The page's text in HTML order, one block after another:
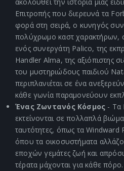
Επιτροπής που διερευνά τα
φορά στη σειρά, ο κυνηγός
πολύχρωμο καστ χαρακτήρων,
ενός συνεργάτη Palico, της
Handler Alma, της αξιόπιστης
του μυστηριώδους παιδιού
περιπλανιέται σε ένα
κάθε γωνία παραμονεύουν
Ένας Ζωντανός Κόσμος - Τα
εκτείνονται σε πολλαπλά
ταυτότητες, όπως τα Windward
όπου τα οικοσυστήματα
εποχών γεμάτες ζωή και
τέρατα μάχονται για κάθε